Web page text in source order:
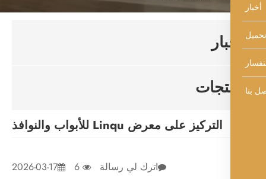
التركيز على معرض Linqu للأبواب والنوافذ
2026-03-17 6 اترك لي رسالة